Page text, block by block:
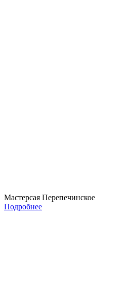
Мастерсая Перепечинское
Подробнее